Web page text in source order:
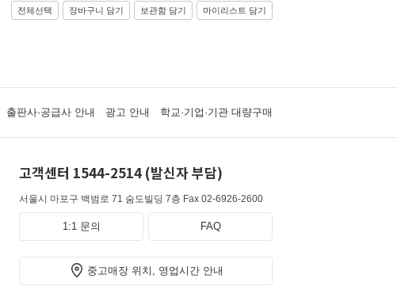
전체선택 장바구니 담기 보관함 담기 마이리스트 담기
출판사·공급사 안내 광고 안내 학교·기업·기관 대량구매
고객센터 1544-2514 (발신자 부담)
서울시 마포구 백범로 71 숨도빌딩 7층 Fax 02-6926-2600
1:1 문의 FAQ
중고매장 위치, 영업시간 안내